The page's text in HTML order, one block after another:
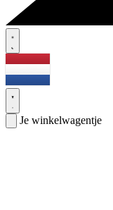
Je winkelwagentje